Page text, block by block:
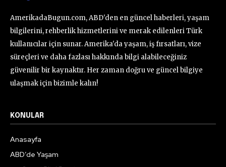
AmerikadaBugun.com, ABD'den en güncel haberleri, yaşam
bilgilerini, rehberlik hizmetlerini ve merak edilenleri Türk
kullanıcılar için sunar. Amerika'da yaşam, iş fırsatları, vize
süreçleri ve daha fazlası hakkında bilgi alabileceğiniz
güvenilir bir kaynaktır. Her zaman doğru ve güncel bilgiye
ulaşmak için bizimle kalın!
KONULAR
Anasayfa
ABD’de Yaşam